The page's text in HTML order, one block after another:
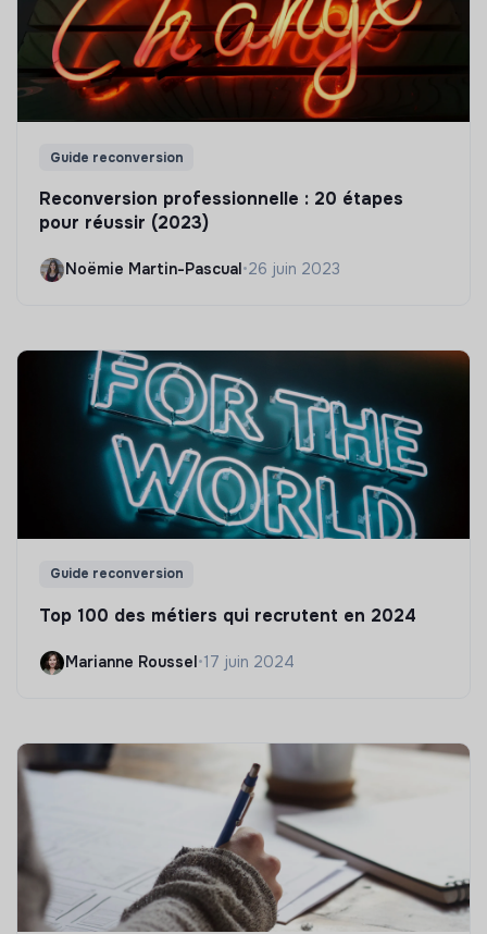
Guide reconversion
Reconversion professionnelle : 20 étapes
pour réussir (2023)
Noëmie Martin-Pascual •26 juin 2023
Guide reconversion
Top 100 des métiers qui recrutent en 2024
Marianne Roussel•17 juin 2024